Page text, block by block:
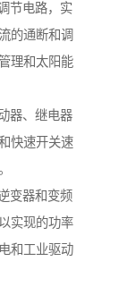
节电路，实
的通断和调
理和太阳能
器、继电器
快速开关速
变器和变频
实现的功率
和工业驱动